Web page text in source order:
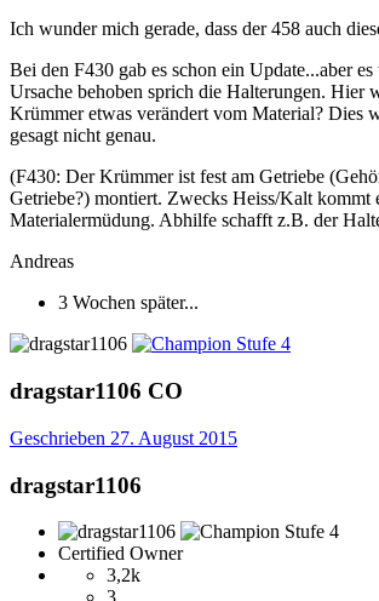
Ich wunder mich gerade, dass der 458 auch
Bei den F430 gab es schon ein Update...aber
Ursache behoben sprich die Halterungen. Hier
Krümmer etwas verändert vom Material? Dies
gesagt nicht genau.
(F430: Der Krümmer ist fest am Getriebe
Getriebe?) montiert. Zwecks Heiss/Kalt kommt
Materialermüdung. Abhilfe schafft z.B. der
Andreas
3 Wochen später...
dragstar1106 CO
Geschrieben 27. August 2015
dragstar1106
Certified Owner
3,2k